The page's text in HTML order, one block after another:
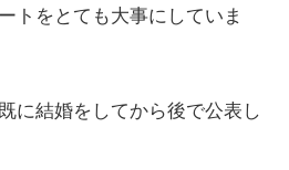
トをとても大事にしていま
に結婚をしてから後で公表し